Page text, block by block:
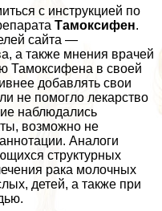
с инструкцией по
Тамоксифен.
сайта —
а также мнения врачей
Тамоксифена в своей
добавлять свои
не помогло лекарство
наблюдались
возможно не
Аналоги
структурных
paка молочных
детей, а также при